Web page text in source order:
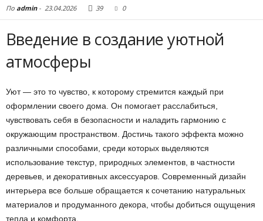
По admin- 23.04.2026 39 0
Введение в создание уютной
атмосферы
Уют — это то чувство, к которому стремится каждый при
оформлении своего дома. Он помогает расслабиться,
чувствовать себя в безопасности и наладить гармонию с
окружающим пространством. Достичь такого эффекта можно
различными способами, среди которых выделяются
использование текстур, природных элементов, в частности
деревьев, и декоративных аксессуаров. Современный дизайн
интерьера все больше обращается к сочетанию натуральных
материалов и продуманного декора, чтобы добиться ощущения
тепла и комфорта.